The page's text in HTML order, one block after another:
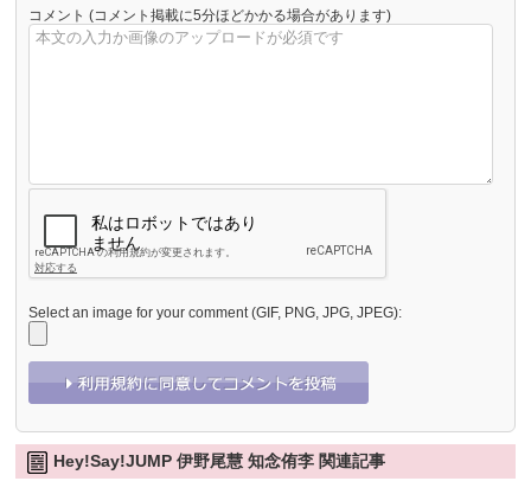
コメント (コメント掲載に5分ほどかかる場合があります)
Select an image for your comment (GIF, PNG, JPG, JPEG):
Hey!Say!JUMP 伊野尾慧 知念侑李 関連記事